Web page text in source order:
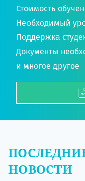
Стоимость
Необходимый
Поддержка
Документы
и многое другое
НОВОСТИ